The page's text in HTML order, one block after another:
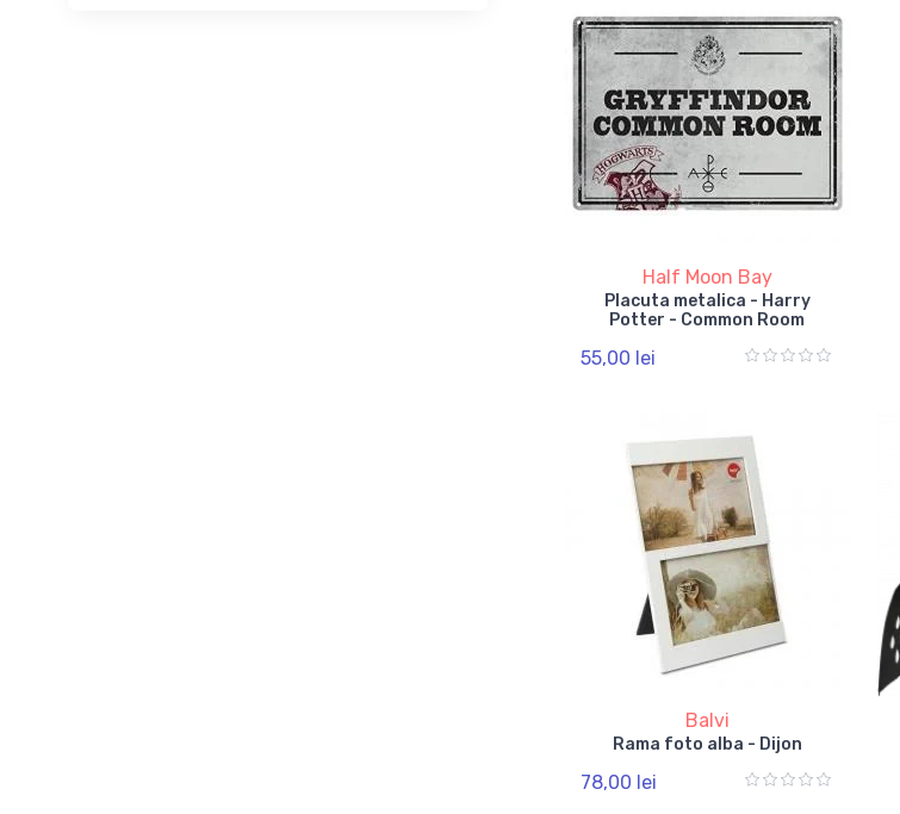
Half Moon Bay
Placuta metalica - Harry
Potter - Common Room
55,00 lei
Balvi
Rama foto alba - Dijon
78,00 lei